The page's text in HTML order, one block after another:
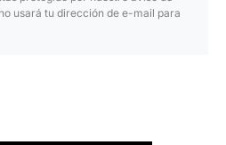
usará tu dirección de e-mail para